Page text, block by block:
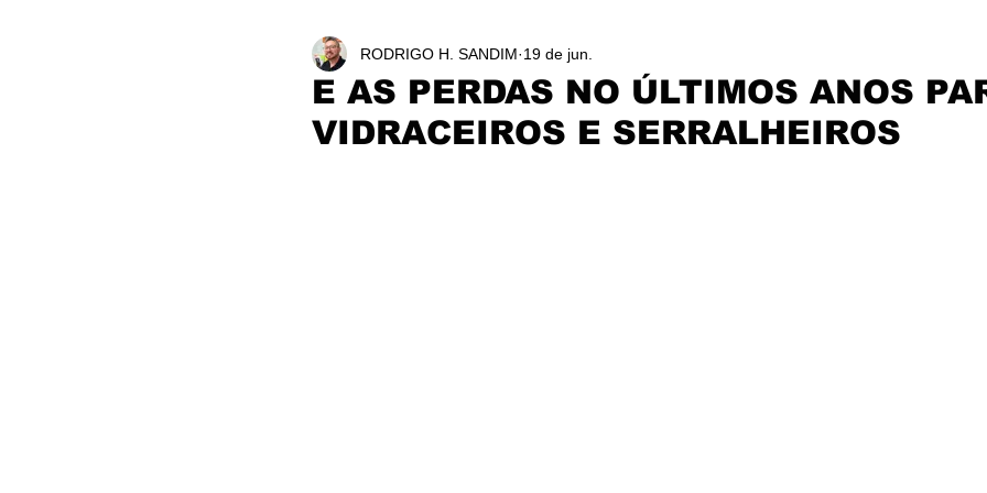
E AS PERDAS NO ÚLTIMOS ANOS
VIDRACEIROS E SERRALHEIROS
RODRIGO H. SANDIM 19 de jun.